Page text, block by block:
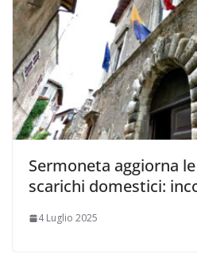
Sermoneta aggiorna
scarichi domestici:
4 Luglio 2025